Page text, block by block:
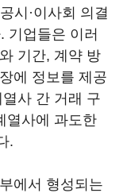
시·이사회 의결
기업들은 이러
기간, 계약 방
에 정보를 제공
사 간 거래 구
열사에 과도한
.
에서 형성되는